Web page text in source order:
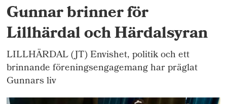
Gunnar brinner för
Lillhärdal och Härdalsyran
LILLHÄRDAL (JT) Envishet, politik och ett
brinnande föreningsengagemang har präglat
Gunnars liv